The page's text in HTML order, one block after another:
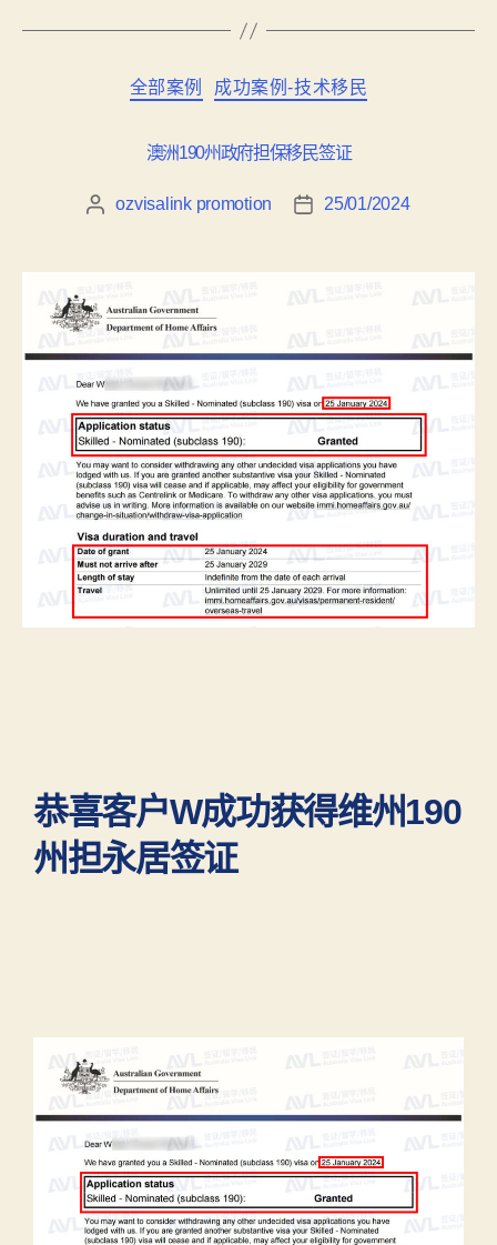
全部案例 成功案例-技术移民
澳洲190州政府担保移民签证
ozvisalink promotion 25/01/2024
恭喜客户W成功获得维州190
州担永居签证